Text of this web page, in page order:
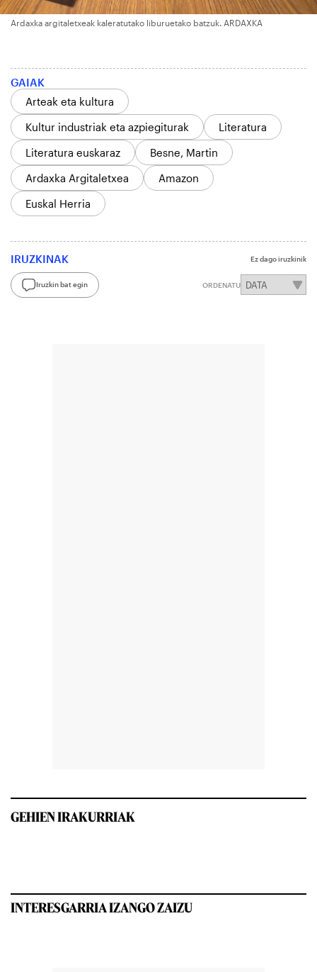
Ardaxka argitaletxeak kaleratutako liburuetako batzuk. ARDAXKA
GAIAK
Arteak eta kultura
Kultur industriak eta azpiegiturak
Literatura
Literatura euskaraz
Besne, Martin
Ardaxka Argitaletxea
Amazon
Euskal Herria
IRUZKINAK Ez dago iruzkinik
Iruzkin bat egin ORDENATU
GEHIEN IRAKURRIAK
INTERESGARRIA IZANGO ZAIZU